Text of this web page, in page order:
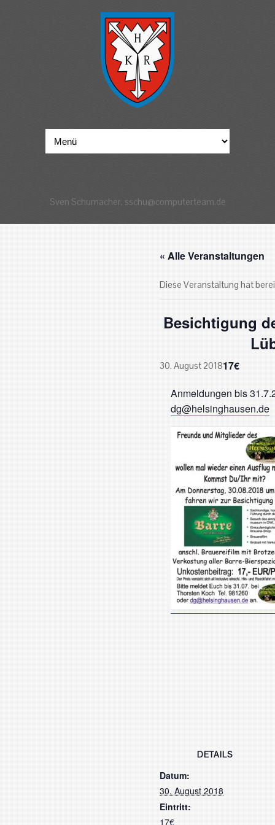
Sven Schumacher, sschu@computerteam.de
« Alle Veranstaltungen
Diese Veranstaltung hat
Besichtigung
30. August 201817€
Anmeldungen bis
dg@helsinghausen.de
DETAILS
Datum:
30. August 2018
Eintritt:
17€